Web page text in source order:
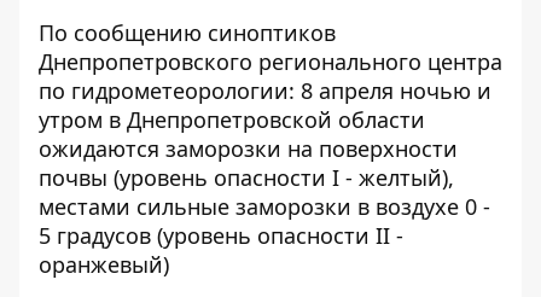
По сообщению синоптиков
Днепропетровского регионального центра
по гидрометеорологии: 8 апреля ночью и
утром в Днепропетровской области
ожидаются заморозки на поверхности
почвы (уровень опасности I - желтый),
местами сильные заморозки в воздухе 0 -
5 градусов (уровень опасности II -
оранжевый)